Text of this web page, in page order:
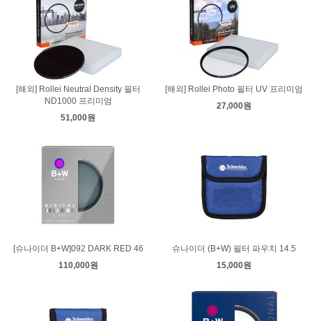
[해외] Rollei Neutral Density 필터
ND1000 프리미엄
51,000원
[해외] Rollei Photo 필터 UV 프리미엄
27,000원
[슈나이더 B+W]092 DARK RED 46
110,000원
슈나이더 (B+W) 필터 파우치 14.5
15,000원